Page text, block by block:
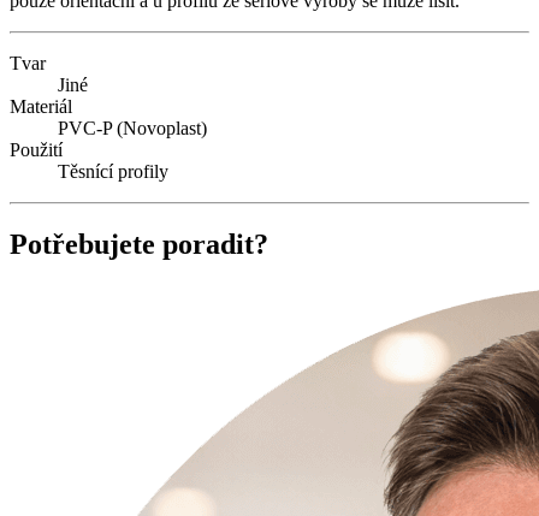
Tvar
Jiné
Materiál
PVC-P (Novoplast)
Použití
Těsnící profily
Potřebujete poradit?